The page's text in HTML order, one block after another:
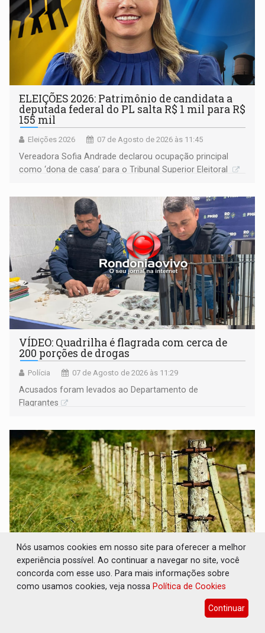
ELEIÇÕES 2026: Patrimônio de candidata a
deputada federal do PL salta R$ 1 mil para R$
155 mil
Eleições 2026 07 de Agosto de 2026 às 11:45
Vereadora Sofia Andrade declarou ocupação principal
como ‘dona de casa’ para o Tribunal Superior Eleitoral
VÍDEO: Quadrilha é flagrada com cerca de
200 porções de drogas
Polícia 07 de Agosto de 2026 às 11:29
Acusados foram levados ao Departamento de
Flagrantes
BAIRRO TEIXEIRÃO: MPF cobra
regularização fundiária da comunidade
Nós usamos cookies em nosso site para oferecer a melhor
experiência possível. Ao continuar a navegar no site, você
concorda com esse uso. Para mais informações sobre
como usamos cookies, veja nossa Política de Cookies
Continuar